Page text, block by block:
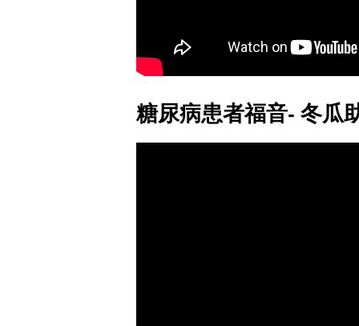
糖尿病患者福音- 冬瓜